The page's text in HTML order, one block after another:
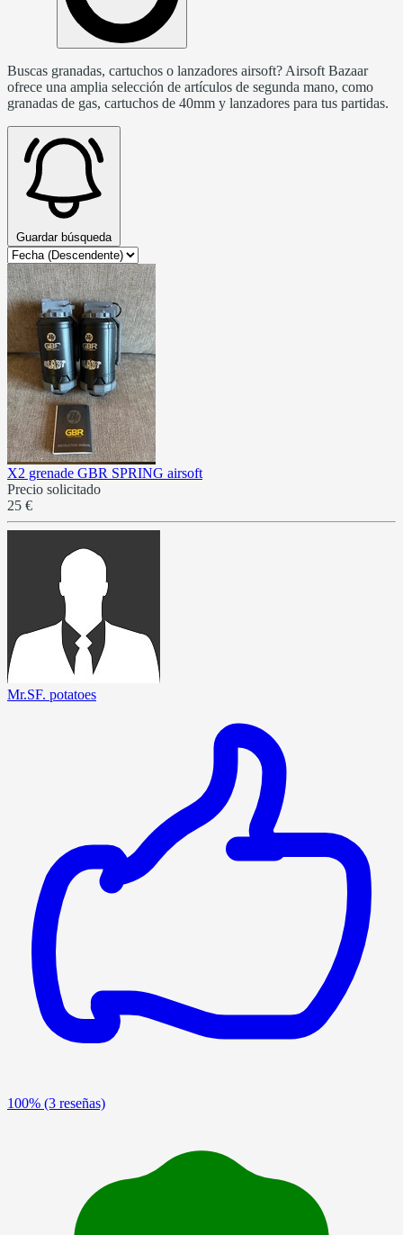
Buscas granadas, cartuchos o lanzadores airsoft? Airsoft Bazaar
ofrece una amplia selección de artículos de segunda mano, como
granadas de gas, cartuchos de 40mm y lanzadores para tus partidas.
Guardar búsqueda
X2 grenade GBR SPRING airsoft
Precio solicitado
25 €
Mr.SF. potatoes
100% (3 reseñas)